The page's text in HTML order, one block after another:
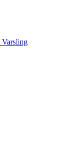
Varsling